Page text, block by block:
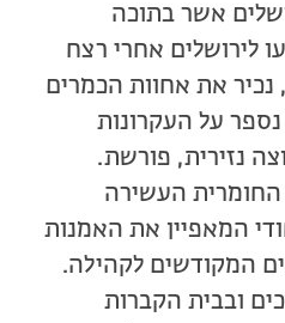
אשר בתוכה
לירושלים אחרי רצח
את אחוות הכמרים
על העקרונות
נזירית, פורשת.
החומרית העשירה
המאפיין את האמנות
המקודשים לקהילה.
ובבית הקברות